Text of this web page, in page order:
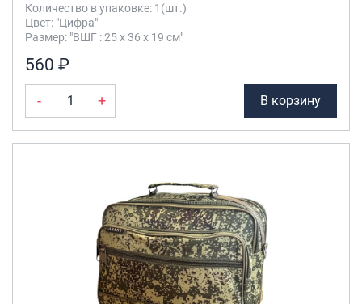
Количество в упаковке: 1(шт.)
Цвет: "Цифра"
Размер: "ВШГ : 25 х 36 х 19 см"
560 ₽
- + В корзину